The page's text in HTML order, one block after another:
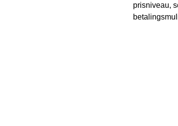
prisniveau,